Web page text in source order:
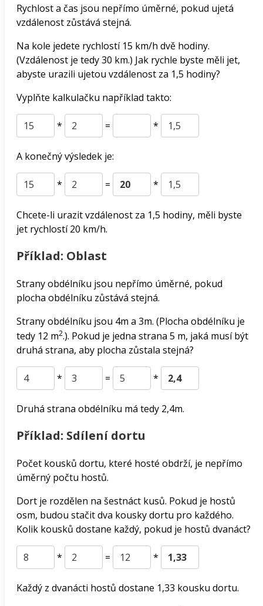
Rychlost a čas jsou nepřímo úměrné, pokud ujetá
vzdálenost zůstává stejná.
Na kole jedete rychlostí 15 km/h dvě hodiny.
(Vzdálenost je tedy 30 km.) Jak rychle byste měli jet,
abyste urazili ujetou vzdálenost za 1,5 hodiny?
Vyplňte kalkulačku například takto:
* = *
A konečný výsledek je:
* = *
Chcete-li urazit vzdálenost za 1,5 hodiny, měli byste
jet rychlostí 20 km/h.
Příklad: Oblast
Strany obdélníku jsou nepřímo úměrné, pokud
plocha obdélníku zůstává stejná.
Strany obdélníku jsou 4m a 3m. (Plocha obdélníku je
tedy 12 m2.). Pokud je jedna strana 5 m, jaká musí být
druhá strana, aby plocha zůstala stejná?
* = *
Druhá strana obdélníku má tedy 2,4m.
Příklad: Sdílení dortu
Počet kousků dortu, které hosté obdrží, je nepřímo
úměrný počtu hostů.
Dort je rozdělen na šestnáct kusů. Pokud je hostů
osm, budou stačit dva kousky dortu pro každého.
Kolik kousků dostane každý, pokud je hostů dvanáct?
* = *
Každý z dvanácti hostů dostane 1,33 kousku dortu.